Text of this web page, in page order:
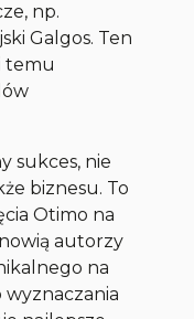
np.
Galgos. Ten
temu
sukces, nie
biznesu. To
Otimo na
autorzy
na
wyznaczania